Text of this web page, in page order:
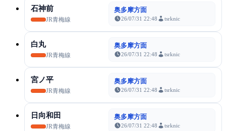
石神前
JR青梅線
奥多摩方面
26/07/31 22:48 tsrknic
白丸
JR青梅線
奥多摩方面
26/07/31 22:48 tsrknic
宮ノ平
JR青梅線
奥多摩方面
26/07/31 22:48 tsrknic
日向和田
JR青梅線
奥多摩方面
26/07/31 22:48 tsrknic